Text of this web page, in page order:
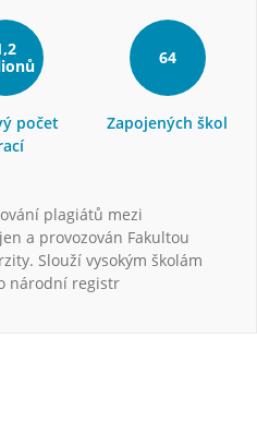
počet
64
Zapojených škol
plagiátů mezi
a provozován Fakultou
Slouží vysokým školám
národní registr